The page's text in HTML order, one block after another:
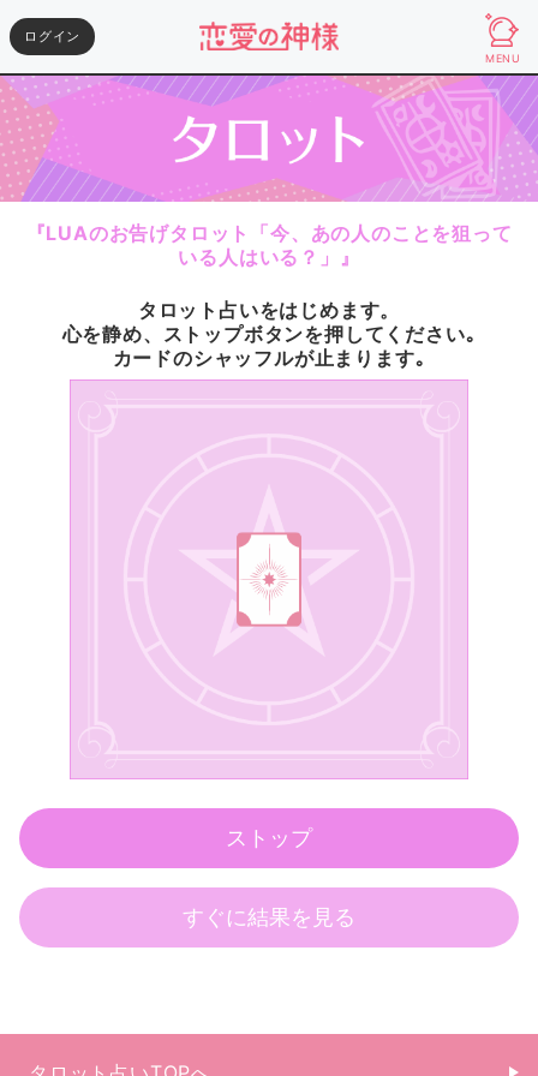
ログイン
MENU
『LUAのお告げタロット「今、あの人のことを狙って
いる人はいる？」』
タロット占いをはじめます。
心を静め、ストップボタンを押してください｡
カードのシャッフルが止まります｡